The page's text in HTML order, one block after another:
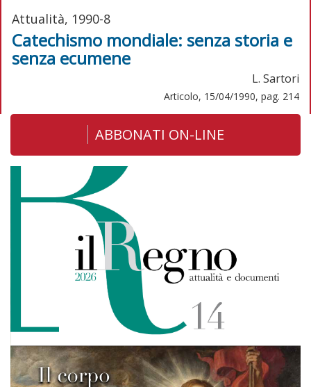
Attualità, 1990-8
Catechismo mondiale: senza storia e
senza ecumene
L. Sartori
Articolo, 15/04/1990, pag. 214
ABBONATI ON-LINE